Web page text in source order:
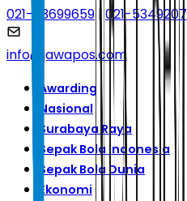
021-53699659 |021-5349207
info@jawapos.com
Awarding
Nasional
Surabaya Raya
Sepak Bola Indonesia
Sepak Bola Dunia
Ekonomi